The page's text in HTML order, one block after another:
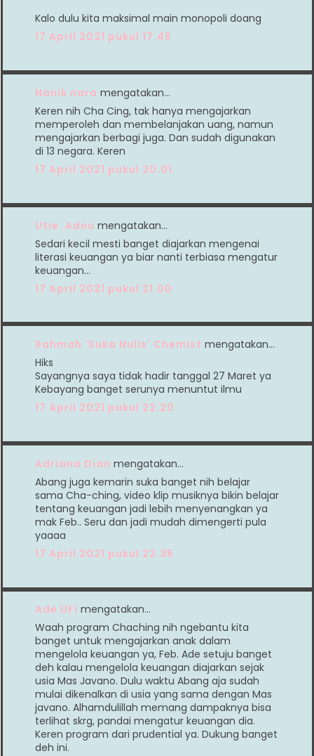
Kalo dulu kita maksimal main monopoli doang
17 April 2021 pukul 17.45
Nanik nara mengatakan…
Keren nih Cha Cing, tak hanya mengajarkan
memperoleh dan membelanjakan uang, namun
mengajarkan berbagi juga. Dan sudah digunakan
di 13 negara. Keren
17 April 2021 pukul 20.01
Utie. Adnu mengatakan…
Sedari kecil mesti banget diajarkan mengenai
literasi keuangan ya biar nanti terbiasa mengatur
keuangan...
17 April 2021 pukul 21.00
Rahmah 'Suka Nulis' Chemist mengatakan…
Hiks
Sayangnya saya tidak hadir tanggal 27 Maret ya
Kebayang banget serunya menuntut ilmu
17 April 2021 pukul 22.20
Adriana Dian mengatakan…
Abang juga kemarin suka banget nih belajar
sama Cha-ching, video klip musiknya bikin belajar
tentang keuangan jadi lebih menyenangkan ya
mak Feb.. Seru dan jadi mudah dimengerti pula
yaaaa
17 April 2021 pukul 22.35
Ade UFi mengatakan…
Waah program Chaching nih ngebantu kita
banget untuk mengajarkan anak dalam
mengelola keuangan ya, Feb. Ade setuju banget
deh kalau mengelola keuangan diajarkan sejak
usia Mas Javano. Dulu waktu Abang aja sudah
mulai dikenalkan di usia yang sama dengan Mas
javano. Alhamdulillah memang dampaknya bisa
terlihat skrg, pandai mengatur keuangan dia.
Keren program dari prudential ya. Dukung banget
deh ini.